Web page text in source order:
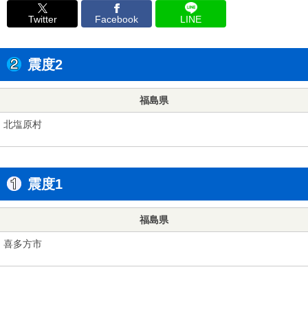
Twitter Facebook LINE
震度2
福島県
北塩原村
震度1
福島県
喜多方市